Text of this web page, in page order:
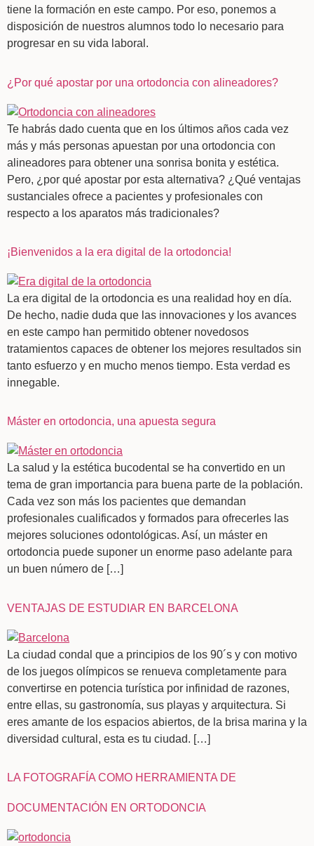
tiene la formación en este campo. Por eso, ponemos a
disposición de nuestros alumnos todo lo necesario para
progresar en su vida laboral.
¿Por qué apostar por una ortodoncia con alineadores?
Te habrás dado cuenta que en los últimos años cada vez
más y más personas apuestan por una ortodoncia con
alineadores para obtener una sonrisa bonita y estética.
Pero, ¿por qué apostar por esta alternativa? ¿Qué ventajas
sustanciales ofrece a pacientes y profesionales con
respecto a los aparatos más tradicionales?
¡Bienvenidos a la era digital de la ortodoncia!
La era digital de la ortodoncia es una realidad hoy en día.
De hecho, nadie duda que las innovaciones y los avances
en este campo han permitido obtener novedosos
tratamientos capaces de obtener los mejores resultados sin
tanto esfuerzo y en mucho menos tiempo. Esta verdad es
innegable.
Máster en ortodoncia, una apuesta segura
La salud y la estética bucodental se ha convertido en un
tema de gran importancia para buena parte de la población.
Cada vez son más los pacientes que demandan
profesionales cualificados y formados para ofrecerles las
mejores soluciones odontológicas. Así, un máster en
ortodoncia puede suponer un enorme paso adelante para
un buen número de […]
VENTAJAS DE ESTUDIAR EN BARCELONA
La ciudad condal que a principios de los 90´s y con motivo
de los juegos olímpicos se renueva completamente para
convertirse en potencia turística por infinidad de razones,
entre ellas, su gastronomía, sus playas y arquitectura. Si
eres amante de los espacios abiertos, de la brisa marina y la
diversidad cultural, esta es tu ciudad. […]
LA FOTOGRAFÍA COMO HERRAMIENTA DE
DOCUMENTACIÓN EN ORTODONCIA